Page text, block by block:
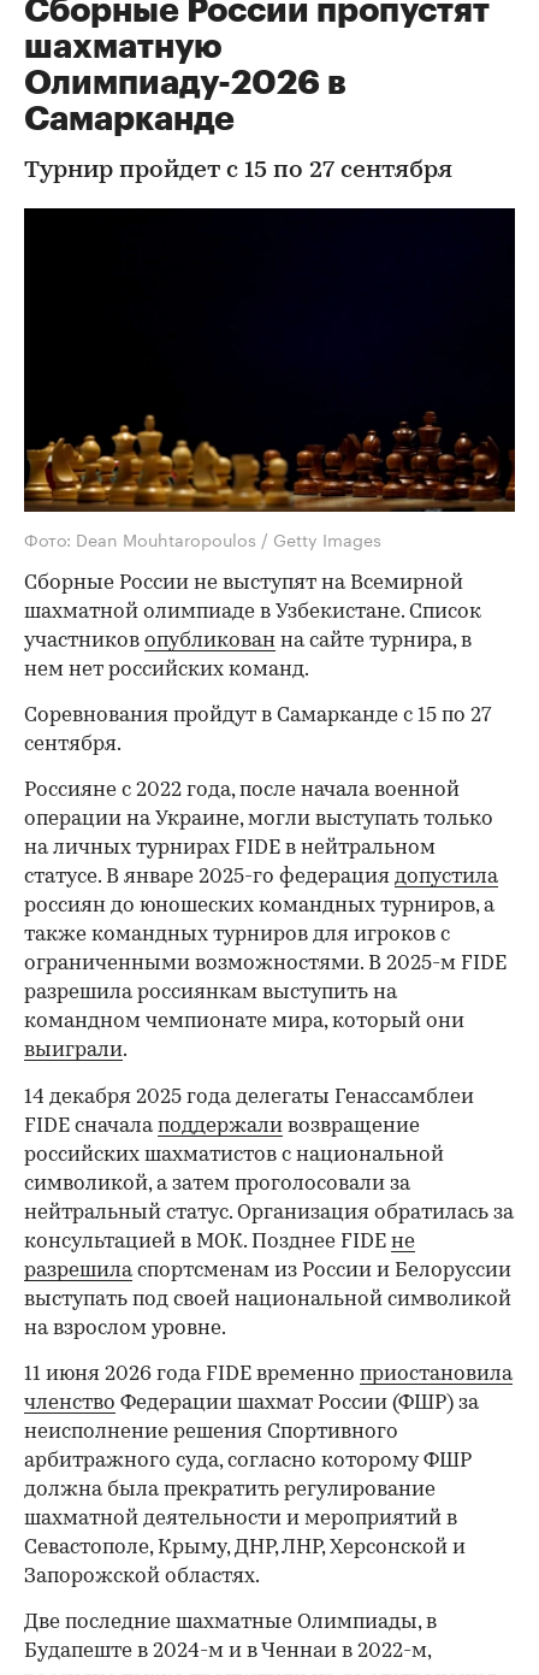
Сборные России пропустят
шахматную
Олимпиаду-2026 в
Самарканде
Турнир пройдет с 15 по 27 сентября
Фото: Dean Mouhtaropoulos / Getty Images
Сборные России не выступят на Всемирной
шахматной олимпиаде в Узбекистане. Список
участников опубликован на сайте турнира, в
нем нет российских команд.
Соревнования пройдут в Самарканде с 15 по 27
сентября.
Россияне с 2022 года, после начала военной
операции на Украине, могли выступать только
на личных турнирах FIDE в нейтральном
статусе. В январе 2025-го федерация допустила
россиян до юношеских командных турниров, а
также командных турниров для игроков с
ограниченными возможностями. В 2025-м FIDE
разрешила россиянкам выступить на
командном чемпионате мира, который они
выиграли.
00:00 / 00:00
14 декабря 2025 года делегаты Генассамблеи
FIDE сначалаподдержали возвращение
российских шахматистов с национальной
символикой, а затем проголосовали за
нейтральный статус. Организация обратилась за
консультацией в МОК. Позднее FIDE не
разрешиласпортсменам из России и Белоруссии
выступать под своей национальной символикой
на взрослом уровне.
11 июня 2026 года FIDE временно приостановила
членство Федерации шахмат России (ФШР) за
неисполнение решения Спортивного
арбитражного суда, согласно которому ФШР
должна была прекратить регулирование
шахматной деятельности и мероприятий в
Севастополе, Крыму, ДНР, ЛНР, Херсонской и
Запорожской областях.
Две последние шахматные Олимпиады, в
Будапеште в 2024-м и в Ченнаи в 2022-м,